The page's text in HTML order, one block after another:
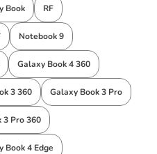
Book RF
Notebook 9
Galaxy Book 4 360
3 360 Galaxy Book 3 Pro
3 Pro 360
Book 4 Edge